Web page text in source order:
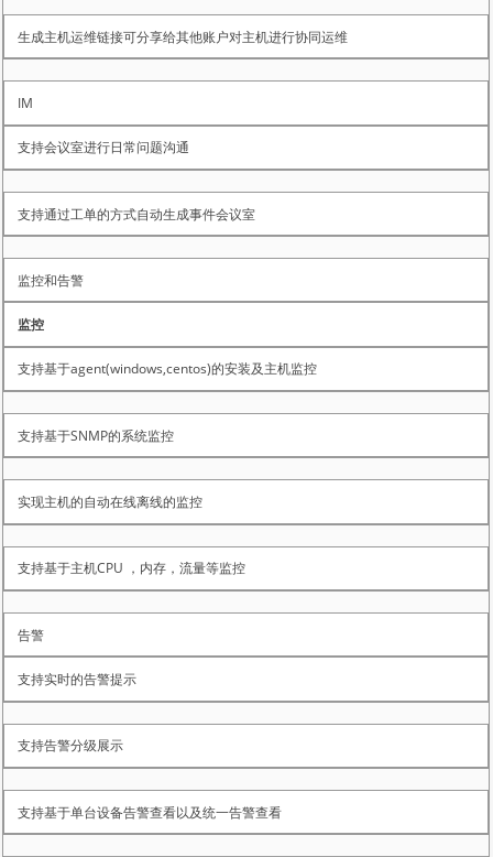
生成主机运维链接可分享给其他账户对主机进行协同运维
IM
支持会议室进行日常问题沟通
支持通过工单的方式自动生成事件会议室
监控和告警
监控
支持基于agent(windows,centos)的安装及主机监控
支持基于SNMP的系统监控
实现主机的自动在线离线的监控
支持基于主机CPU ，内存，流量等监控
告警
支持实时的告警提示
支持告警分级展示
支持基于单台设备告警查看以及统一告警查看